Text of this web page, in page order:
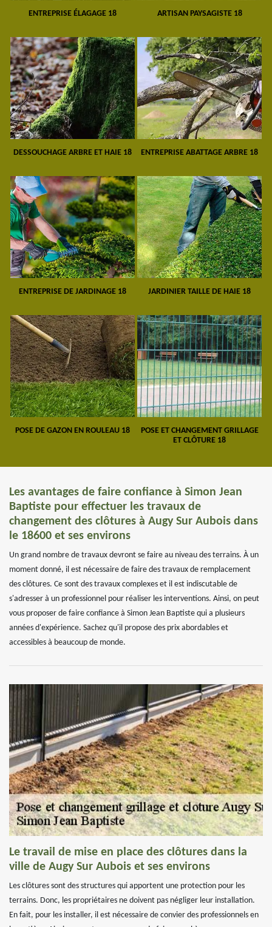
ENTREPRISE ÉLAGAGE 18 ARTISAN PAYSAGISTE 18
DESSOUCHAGE ARBRE ET HAIE 18 ENTREPRISE ABATTAGE ARBRE 18
ENTREPRISE DE JARDINAGE 18 JARDINIER TAILLE DE HAIE 18
POSE DE GAZON EN ROULEAU 18
POSE ET CHANGEMENT GRILLAGE
ET CLÔTURE 18
Les avantages de faire confiance à Simon Jean
Baptiste pour effectuer les travaux de
changement des clôtures à Augy Sur Aubois dans
le 18600 et ses environs
Un grand nombre de travaux devront se faire au niveau des terrains. À un
moment donné, il est nécessaire de faire des travaux de remplacement
des clôtures. Ce sont des travaux complexes et il est indiscutable de
s'adresser à un professionnel pour réaliser les interventions. Ainsi, on peut
vous proposer de faire confiance à Simon Jean Baptiste qui a plusieurs
années d'expérience. Sachez qu'il propose des prix abordables et
accessibles à beaucoup de monde.
Le travail de mise en place des clôtures dans la
ville de Augy Sur Aubois et ses environs
Les clôtures sont des structures qui apportent une protection pour les
terrains. Donc, les propriétaires ne doivent pas négliger leur installation.
En fait, pour les installer, il est nécessaire de convier des professionnels en